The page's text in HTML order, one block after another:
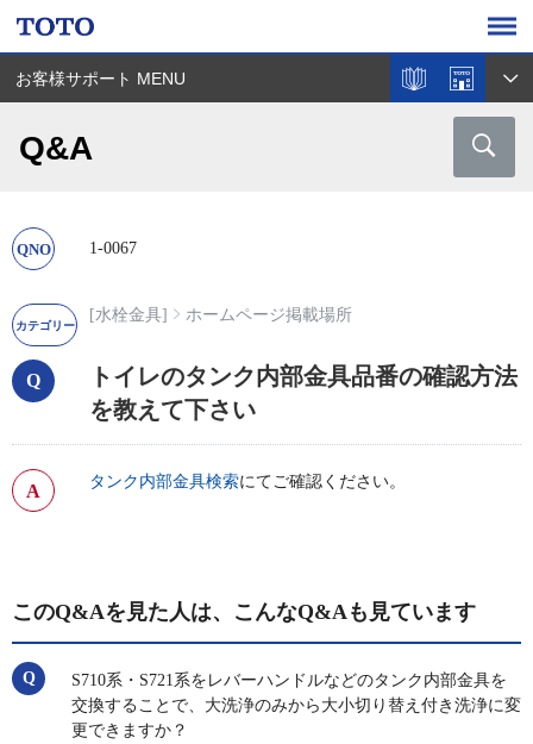
お客様サポート MENU
Q&A
1-0067
[水栓金具] ホームページ掲載場所
トイレのタンク内部金具品番の確認方法
を教えて下さい
タンク内部金具検索にてご確認ください。
このQ&Aを見た人は、こんなQ&Aも見ています
S710系・S721系をレバーハンドルなどのタンク内部金具を
交換することで、大洗浄のみから大小切り替え付き洗浄に変
更できますか？